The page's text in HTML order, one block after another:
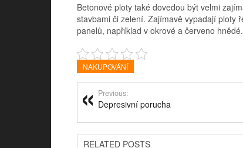
Betonové ploty také dovedou být velmi
stavbami či zelení. Zajímavě vypadají ploty
panelů, například v okrové a červeno hnědé.
NAKUPOVÁNÍ
Previous:
Depresivní porucha
RELATED POSTS